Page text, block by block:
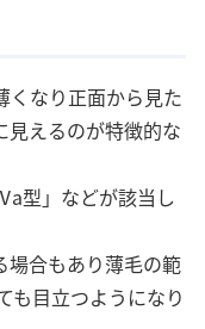
くなり正面から見た
見えるのが特徴的な
型」などが該当し
場合もあり薄毛の範
も目立つようになり